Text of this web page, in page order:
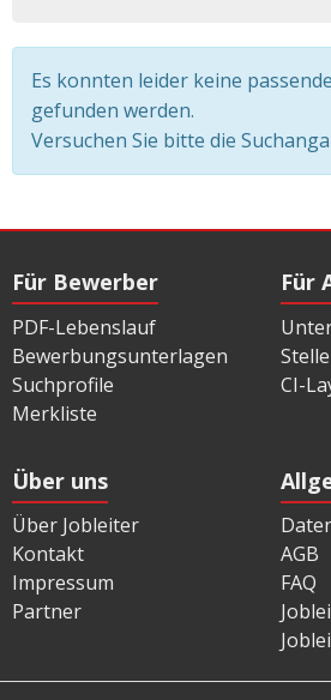
Es konnten leider keine
gefunden werden.
Versuchen Sie bitte die
Für Bewerber
PDF-Lebenslauf
Bewerbungsunterlagen
Suchprofile
Merkliste
Für
CI-
Über uns
Über Jobleiter
Kontakt
Impressum
Partner
AGB
FAQ